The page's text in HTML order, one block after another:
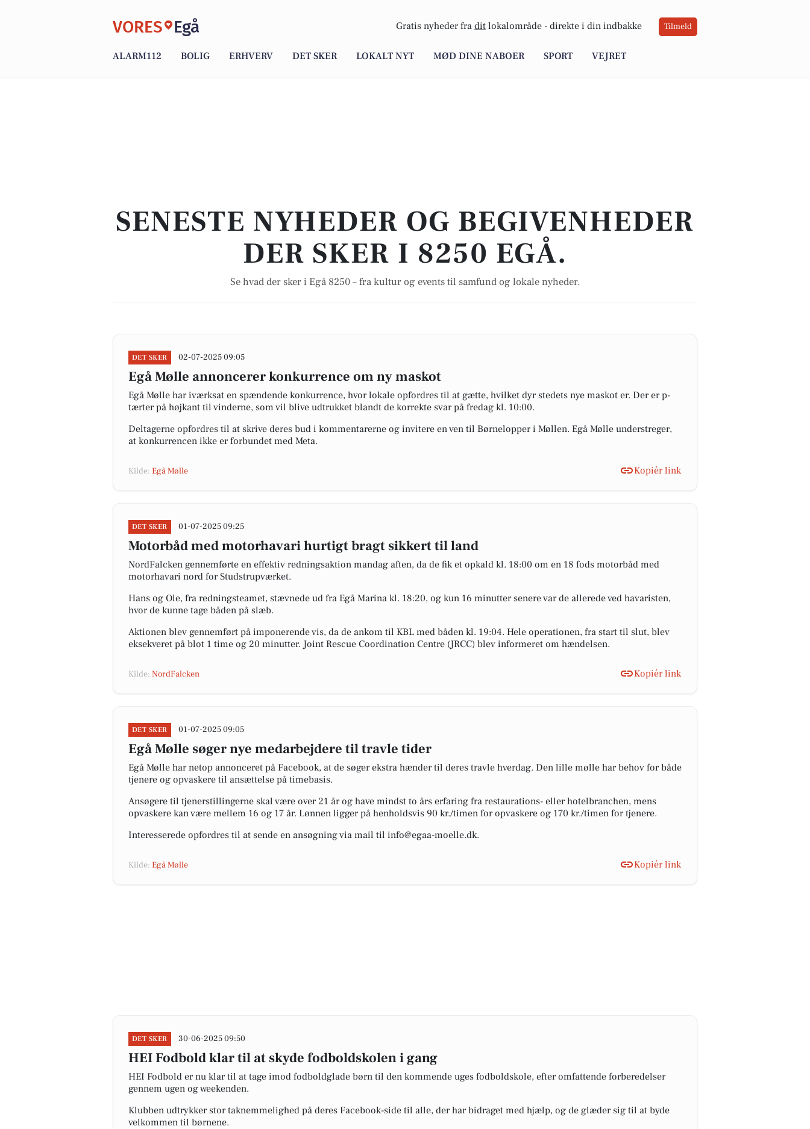
VORES Egå Gratis nyheder fra dit lokalområde - direkte i din indbakke Tilmeld
ALARM112 BOLIG ERHVERV DET SKER LOKALT NYT MØD DINE NABOER SPORT VEJRET
SENESTE NYHEDER OG BEGIVENHEDER
DER SKER I 8250 EGÅ.
Se hvad der sker i Egå 8250 – fra kultur og events til samfund og lokale nyheder.
DET SKER 02-07-2025 09:05
Egå Mølle annoncerer konkurrence om ny maskot
Egå Mølle har iværksat en spændende konkurrence, hvor lokale opfordres til at gætte, hvilket dyr stedets nye maskot er. Der er p-
tærter på højkant til vinderne, som vil blive udtrukket blandt de korrekte svar på fredag kl. 10:00.
Deltagerne opfordres til at skrive deres bud i kommentarerne og invitere en ven til Børnelopper i Møllen. Egå Mølle understreger,
at konkurrencen ikke er forbundet med Meta.
Kilde: Egå Mølle Kopiér link
DET SKER 01-07-2025 09:25
Motorbåd med motorhavari hurtigt bragt sikkert til land
NordFalcken gennemførte en effektiv redningsaktion mandag aften, da de fik et opkald kl. 18:00 om en 18 fods motorbåd med
motorhavari nord for Studstrupværket.
Hans og Ole, fra redningsteamet, stævnede ud fra Egå Marina kl. 18:20, og kun 16 minutter senere var de allerede ved havaristen,
hvor de kunne tage båden på slæb.
Aktionen blev gennemført på imponerende vis, da de ankom til KBL med båden kl. 19:04. Hele operationen, fra start til slut, blev
eksekveret på blot 1 time og 20 minutter. Joint Rescue Coordination Centre (JRCC) blev informeret om hændelsen.
Kilde: NordFalcken Kopiér link
DET SKER 01-07-2025 09:05
Egå Mølle søger nye medarbejdere til travle tider
Egå Mølle har netop annonceret på Facebook, at de søger ekstra hænder til deres travle hverdag. Den lille mølle har behov for både
tjenere og opvaskere til ansættelse på timebasis.
Ansøgere til tjenerstillingerne skal være over 21 år og have mindst to års erfaring fra restaurations- eller hotelbranchen, mens
opvaskere kan være mellem 16 og 17 år. Lønnen ligger på henholdsvis 90 kr./timen for opvaskere og 170 kr./timen for tjenere.
Interesserede opfordres til at sende en ansøgning via mail til info@egaa-moelle.dk.
Kilde: Egå Mølle Kopiér link
DET SKER 30-06-2025 09:50
HEI Fodbold klar til at skyde fodboldskolen i gang
HEI Fodbold er nu klar til at tage imod fodboldglade børn til den kommende uges fodboldskole, efter omfattende forberedelser
gennem ugen og weekenden.
Klubben udtrykker stor taknemmelighed på deres Facebook-side til alle, der har bidraget med hjælp, og de glæder sig til at byde
velkommen til børnene.